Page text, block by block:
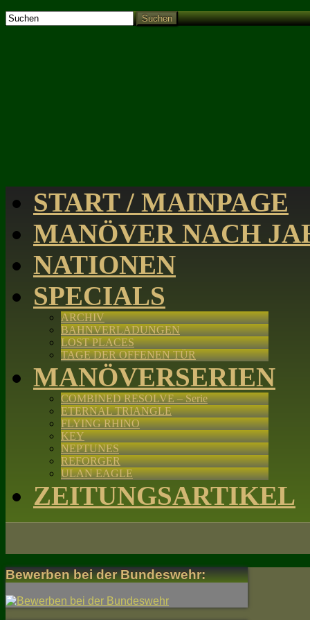
Suchen
START / MAINPAGE
MANÖVER NACH
NATIONEN
SPECIALS
ARCHIV
BAHNVERLADUNGEN
LOST PLACES
TAGE DER OFFENEN TÜR
MANÖVERSERIEN
COMBINED RESOLVE – Serie
ETERNAL TRIANGLE
FLYING RHINO
KEY
NEPTUNES
REFORGER
ULAN EAGLE
ZEITUNGSARTIKEL
Bewerben bei der Bundeswehr: